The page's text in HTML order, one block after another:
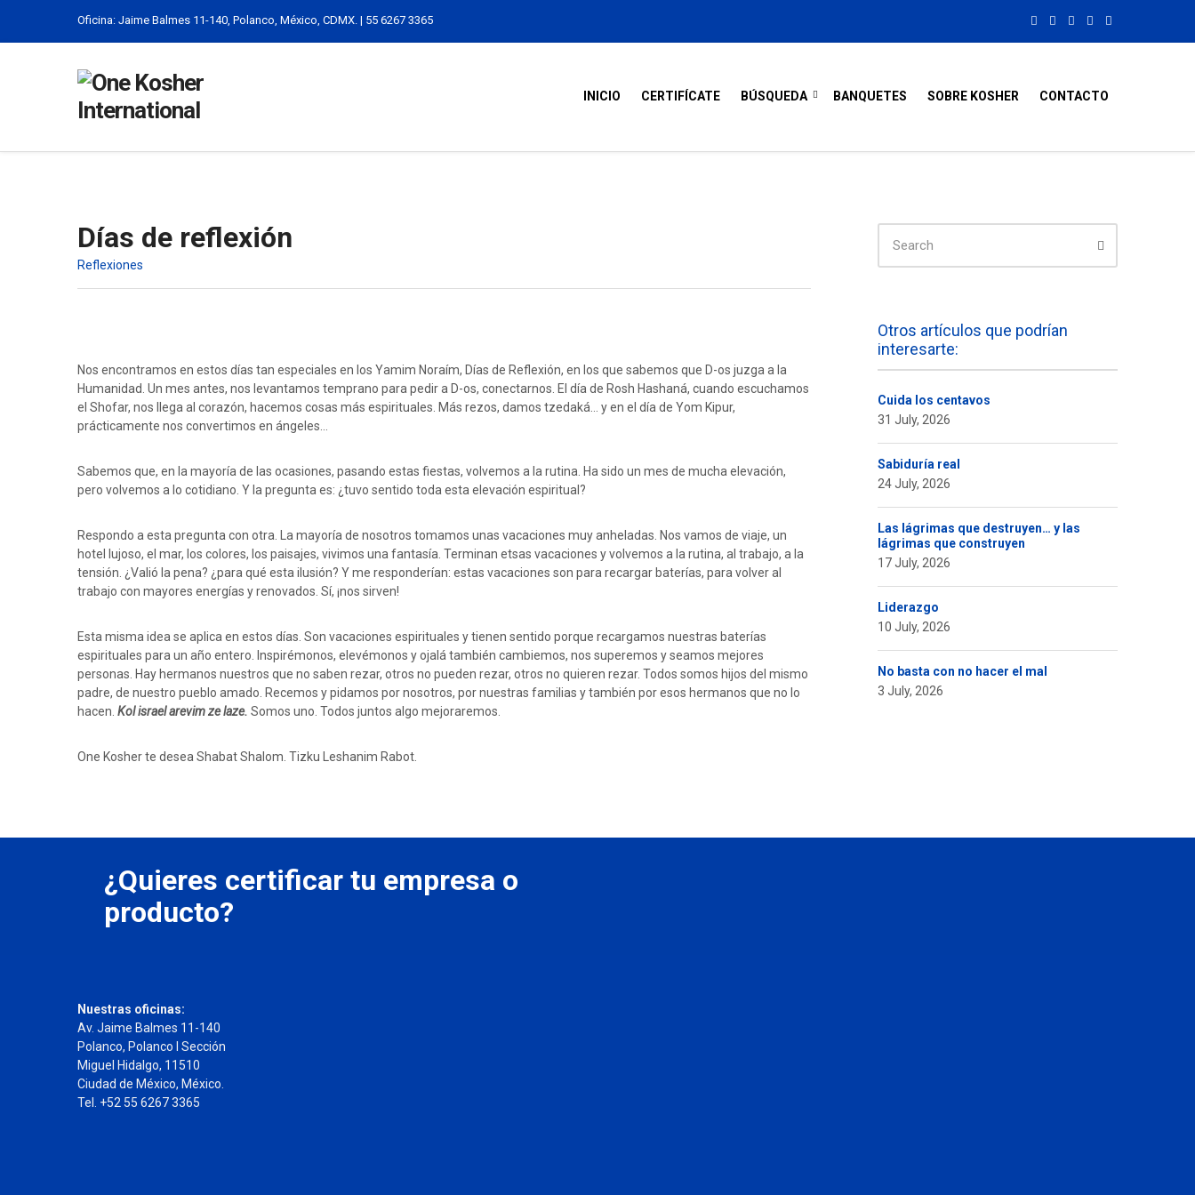
Oficina: Jaime Balmes 11-140, Polanco, México, CDMX. | 55 6267 3365
INICIO CERTIFÍCATE BÚSQUEDA BANQUETES SOBRE KOSHER CONTACTO
Días de reflexión
Reflexiones
Nos encontramos en estos días tan especiales en los Yamim Noraím, Días de Reflexión, en los que sabemos que D-os juzga a la
Humanidad. Un mes antes, nos levantamos temprano para pedir a D-os, conectarnos. El día de Rosh Hashaná, cuando escuchamos
el Shofar, nos llega al corazón, hacemos cosas más espirituales. Más rezos, damos tzedaká… y en el día de Yom Kipur,
prácticamente nos convertimos en ángeles…
Sabemos que, en la mayoría de las ocasiones, pasando estas fiestas, volvemos a la rutina. Ha sido un mes de mucha elevación,
pero volvemos a lo cotidiano. Y la pregunta es: ¿tuvo sentido toda esta elevación espiritual?
Respondo a esta pregunta con otra. La mayoría de nosotros tomamos unas vacaciones muy anheladas. Nos vamos de viaje, un
hotel lujoso, el mar, los colores, los paisajes, vivimos una fantasía. Terminan etsas vacaciones y volvemos a la rutina, al trabajo, a la
tensión. ¿Valió la pena? ¿para qué esta ilusión? Y me responderían: estas vacaciones son para recargar baterías, para volver al
trabajo con mayores energías y renovados. Sí, ¡nos sirven!
Esta misma idea se aplica en estos días. Son vacaciones espirituales y tienen sentido porque recargamos nuestras baterías
espirituales para un año entero. Inspirémonos, elevémonos y ojalá también cambiemos, nos superemos y seamos mejores
personas. Hay hermanos nuestros que no saben rezar, otros no pueden rezar, otros no quieren rezar. Todos somos hijos del mismo
padre, de nuestro pueblo amado. Recemos y pidamos por nosotros, por nuestras familias y también por esos hermanos que no lo
hacen. Kol israel arevim ze laze. Somos uno. Todos juntos algo mejoraremos.
One Kosher te desea Shabat Shalom. Tizku Leshanim Rabot.
SEARCH
FOR:
Otros artículos que podrían
interesarte:
Cuida los centavos
31 July, 2026
Sabiduría real
24 July, 2026
Las lágrimas que destruyen… y las
lágrimas que construyen
17 July, 2026
Liderazgo
10 July, 2026
No basta con no hacer el mal
3 July, 2026
¿Quieres certificar tu empresa o
producto?
Nuestras oficinas:
Av. Jaime Balmes 11-140
Polanco, Polanco I Sección
Miguel Hidalgo, 11510
Ciudad de México, México.
Tel. +52 55 6267 3365